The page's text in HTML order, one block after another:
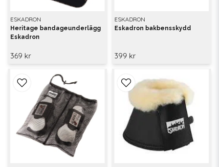
ESKADRON
Heritage bandageunderlägg
Eskadron
369 kr
ESKADRON
Eskadron bakbensskydd
399 kr